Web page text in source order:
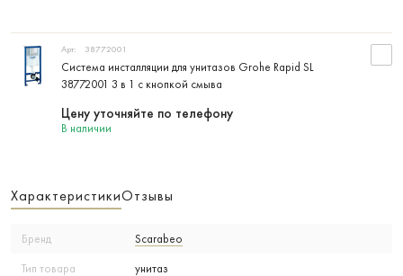
Система инсталляции для унитазов Grohe Rapid SL
38772001 3 в 1 с кнопкой смыва
Арт: 38772001
В наличии
Цену уточняйте по телефону
ХарактеристикиОтзывы
Бренд Scarabeo
Тип товара унитаз